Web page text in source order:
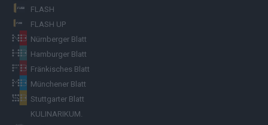
FLASH
FLASH UP
Nürnberger Blatt
Hamburger Blatt
Fränkisches Blatt
Münchener Blatt
Stuttgarter Blatt
KULINARIKUM.